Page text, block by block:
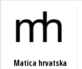
Matica hrvatska